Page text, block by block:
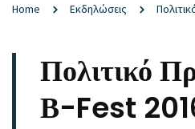
Home Εκδηλώσεις
Πολιτικό
Β-Fest